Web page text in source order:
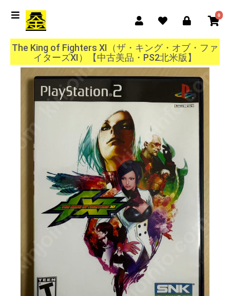
0
The King of Fighters XI（ザ・キング・オブ・ファ
イターズXI）【中古美品・PS2北米版】